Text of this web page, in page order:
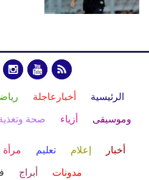
الرئيسية أخبارعاجلة
وموسيقى أزياء صحة
أخبار إعلام تعليم مرأة
مدونات أبراج